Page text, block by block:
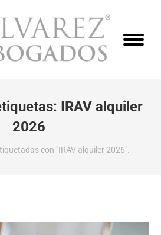
IRAV alquiler
2026
con "IRAV alquiler 2026".